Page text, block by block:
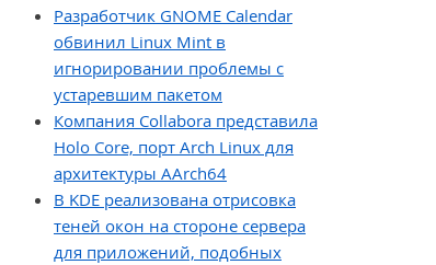
Разработчик GNOME Calendar
обвинил Linux Mint в
игнорировании проблемы с
устаревшим пакетом
Компания Collabora представила
Holo Core, порт Arch Linux для
архитектуры AArch64
В KDE реализована отрисовка
теней окон на стороне сервера
для приложений, подобных